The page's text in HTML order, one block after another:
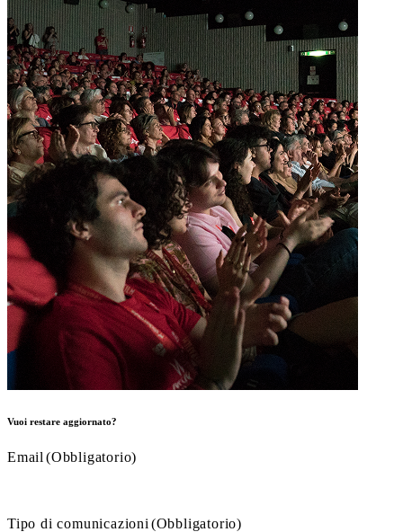
Vuoi restare aggiornato?
Email (Obbligatorio)
Tipo di comunicazioni (Obbligatorio)